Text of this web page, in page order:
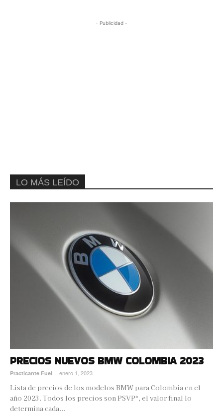
- Publicidad -
LO MÁS LEÍDO
PRECIOS NUEVOS BMW COLOMBIA 2023
Practicante Fuel - enero 1, 2023
Lista de precios de los modelos BMW para Colombia en el
año 2023. Todos los precios son PSVP*, el valor final lo
determina cada...